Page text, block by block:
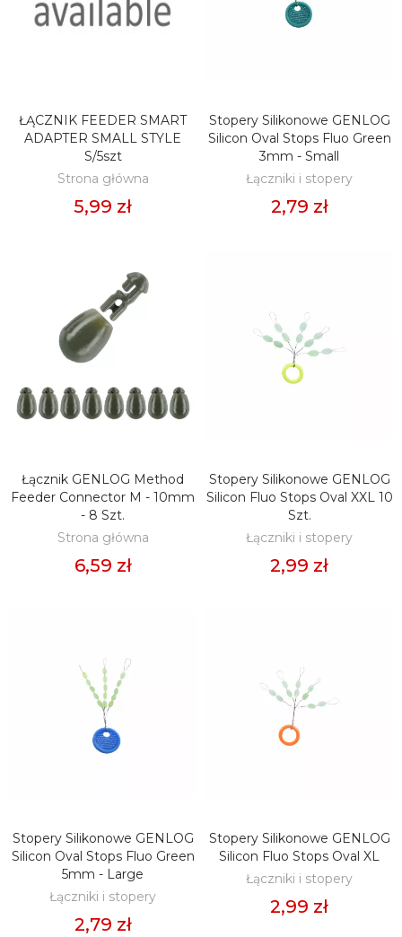
DODAJ DO KOSZYKA
ŁĄCZNIK FEEDER SMART
ADAPTER SMALL STYLE
S/5szt
Strona główna
5,99 zł
DODAJ DO KOSZYKA
Stopery Silikonowe GENLOG
Silicon Oval Stops Fluo Green
3mm - Small
Łączniki i stopery
2,79 zł
DODAJ DO KOSZYKA
Łącznik GENLOG Method
Feeder Connector M - 10mm
- 8 Szt.
Strona główna
6,59 zł
DODAJ DO KOSZYKA
Stopery Silikonowe GENLOG
Silicon Fluo Stops Oval XXL 10
Szt.
Łączniki i stopery
2,99 zł
DODAJ DO KOSZYKA
Stopery Silikonowe GENLOG
Silicon Oval Stops Fluo Green
5mm - Large
Łączniki i stopery
2,79 zł
DODAJ DO KOSZYKA
Stopery Silikonowe GENLOG
Silicon Fluo Stops Oval XL
Łączniki i stopery
2,99 zł